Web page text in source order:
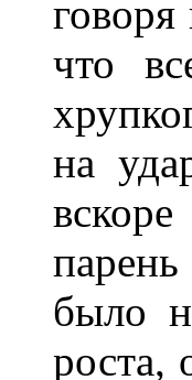
что
на
было
роста,